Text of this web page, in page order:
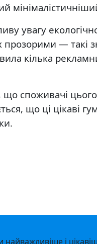
увагу
— такі
кілька
що споживачі
що ці цікаві
найважливіше і